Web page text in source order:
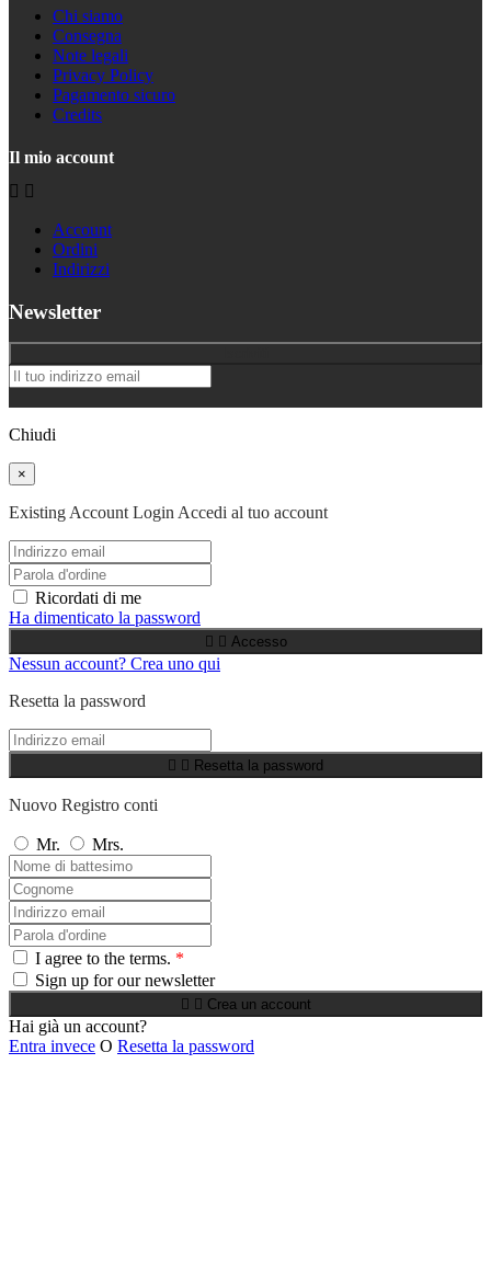
Chi siamo
Consegna
Note legali
Privacy Policy
Pagamento sicuro
Credits
Il mio account
 
Account
Ordini
Indirizzi
Newsletter
Chiudi
×
Existing Account Login Accedi al tuo account
Ricordati di me
Ha dimenticato la password
  Accesso
Nessun account? Crea uno qui
Resetta la password
  Resetta la password
Nuovo Registro conti
Mr. Mrs.
I agree to the terms. *
Sign up for our newsletter
  Crea un account
Hai già un account?
Entra invece O Resetta la password